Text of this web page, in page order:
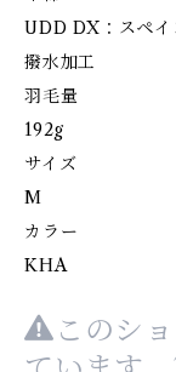
UDD DX：スペイ
撥水加工
羽毛量
192g
サイズ
M
カラー
KHA
このシ